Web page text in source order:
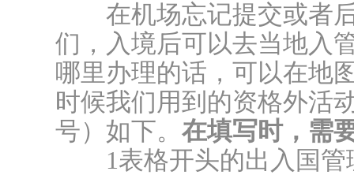
在机场忘记提交或者后
们，入境后可以去当地入
哪里办理的话，可以在地
时候我们用到的资格外活
号）如下。 在填写时，需
1表格开头的出入国管